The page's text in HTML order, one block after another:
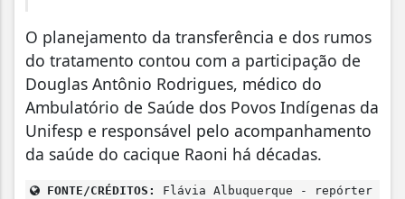
O planejamento da transferência e dos rumos
do tratamento contou com a participação de
Douglas Antônio Rodrigues, médico do
Ambulatório de Saúde dos Povos Indígenas da
Unifesp e responsável pelo acompanhamento
da saúde do cacique Raoni há décadas.
FONTE/CRÉDITOS:
Flávia Albuquerque - repórter